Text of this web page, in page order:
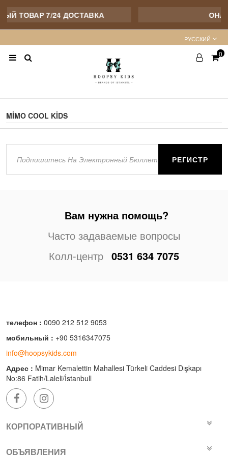
ТОВАР 7/24 ДОСТАВКА
PУССКИЙ
0
MİMO COOL KİDS
РЕГИСТР
Вам нужна помощь?
Часто задаваемые вопросы
Колл-центр 0531 634 7075
телефон : 0090 212 512 9053
мобильный : +90 5316347075
info@hoopsykids.com
Адрес : Mimar Kemalettin Mahallesi Türkeli Caddesi Dışkapı
No:86 Fatih/Laleli/İstanbull
КОРПОРАТИВНЫЙ
ОБЪЯВЛЕНИЯ